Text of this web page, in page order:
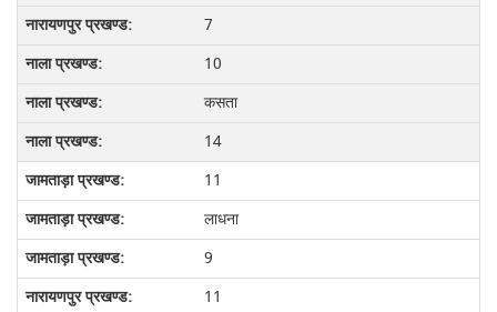
7
10
कसता
14
11
लाधना
9
11